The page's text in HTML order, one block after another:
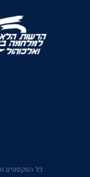
כל הטקסטים